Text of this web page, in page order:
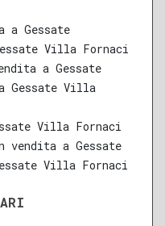
a Gessate
Villa Fornaci
a Gessate
Gessate Villa
Villa Fornaci
vendita a Gessate
Villa Fornaci